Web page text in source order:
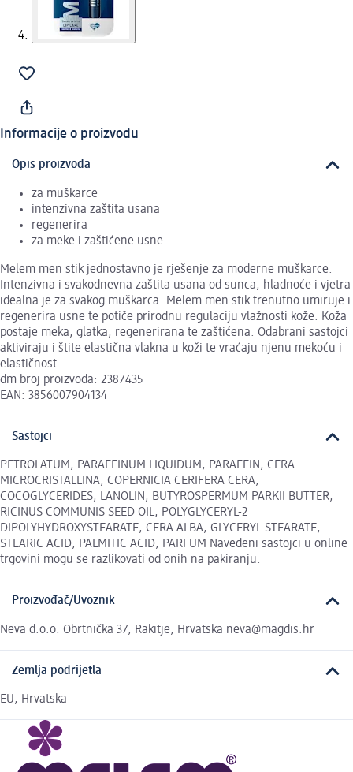
Informacije o proizvodu
Opis proizvoda
za muškarce
intenzivna zaštita usana
regenerira
za meke i zaštićene usne
Melem men stik jednostavno je rješenje za moderne muškarce.
Intenzivna i svakodnevna zaštita usana od sunca, hladnoće i vjetra
idealna je za svakog muškarca. Melem men stik trenutno umiruje i
regenerira usne te potiče prirodnu regulaciju vlažnosti kože. Koža
postaje meka, glatka, regenerirana te zaštićena. Odabrani sastojci
aktiviraju i štite elastična vlakna u koži te vraćaju njenu mekoću i
elastičnost.
dm broj proizvoda: 2387435
EAN: 3856007904134
Sastojci
PETROLATUM, PARAFFINUM LIQUIDUM, PARAFFIN, CERA
MICROCRISTALLINA, COPERNICIA CERIFERA CERA,
COCOGLYCERIDES, LANOLIN, BUTYROSPERMUM PARKII BUTTER,
RICINUS COMMUNIS SEED OIL, POLYGLYCERYL-2
DIPOLYHYDROXYSTEARATE, CERA ALBA, GLYCERYL STEARATE,
STEARIC ACID, PALMITIC ACID, PARFUM Navedeni sastojci u online
trgovini mogu se razlikovati od onih na pakiranju.
Proizvođač/Uvoznik
Neva d.o.o. Obrtnička 37, Rakitje, Hrvatska neva@magdis.hr
Zemlja podrijetla
EU, Hrvatska